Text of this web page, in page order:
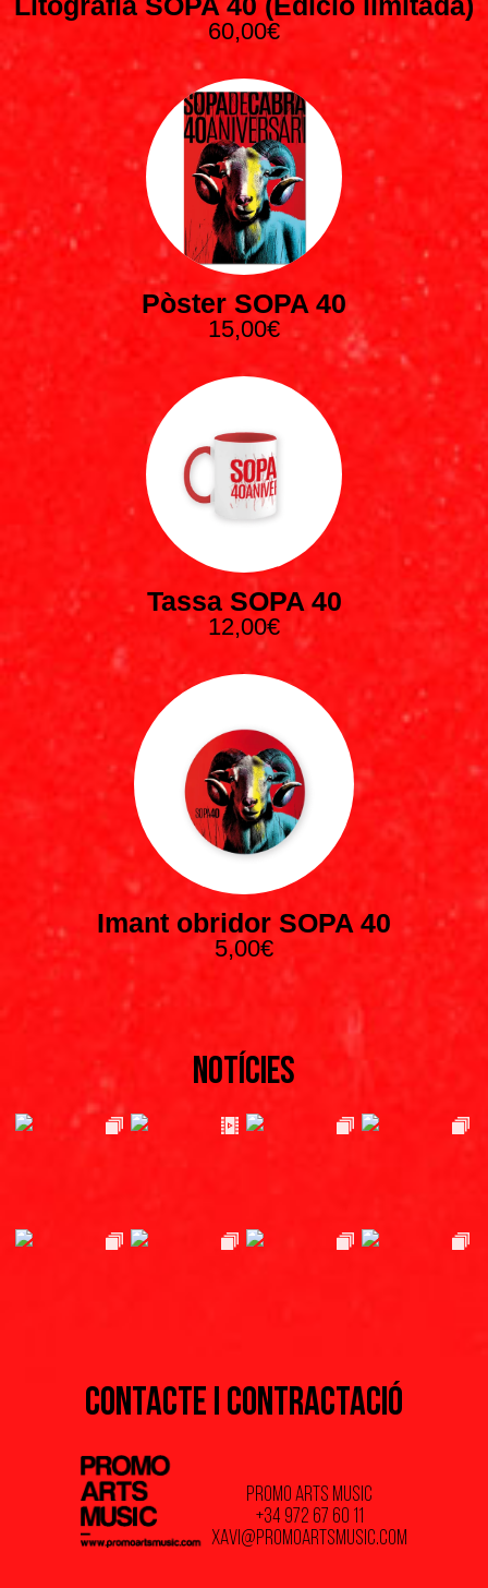
Notícies
CONTACTE I CONTRACTACIÓ
PROMO ARTS MUSIC
+34 972 67 60 11
xavi@promoartsmusic.com